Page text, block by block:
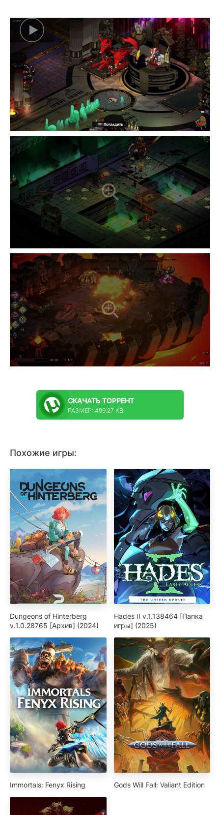
СКАЧАТЬ ТОРРЕНТ
РАЗМЕР: 499.27 KB
Похожие игры:
Dungeons of Hinterberg
v.1.0.28765 [Архив] (2024)
Hades II v.1.138464 [Папка
игры] (2025)
Immortals: Fenyx Rising Gods Will Fall: Valiant Edition